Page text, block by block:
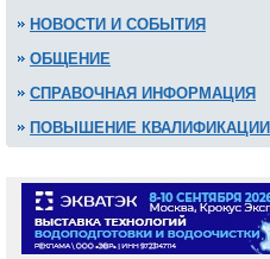
НОВОСТИ И СОБЫТИЯ
ОБЩЕНИЕ
СПРАВОЧНАЯ ИНФОРМАЦИЯ
ПОВЫШЕНИЕ КВАЛИФИКАЦИИ